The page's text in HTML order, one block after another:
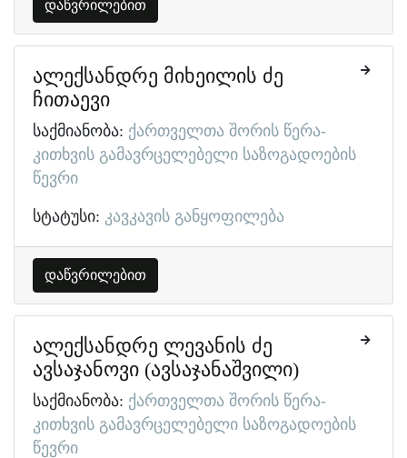
დაწვრილებით
ალექსანდრე მიხეილის ძე
ჩითაევი
საქმიანობა: ქართველთა შორის წერა-
კითხვის გამავრცელებელი საზოგადოების
წევრი
სტატუსი: კავკავის განყოფილება
დაწვრილებით
ალექსანდრე ლევანის ძე
ავსაჯანოვი (ავსაჯანაშვილი)
საქმიანობა: ქართველთა შორის წერა-
კითხვის გამავრცელებელი საზოგადოების
წევრი